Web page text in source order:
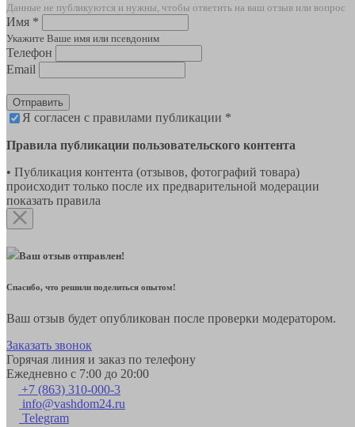
Данные не публикуются и нужны, чтобы ответить на ваш отзыв или вопрос
Имя *
Укажите Ваше имя или псевдоним
Телефон
Email
Отправить
Я согласен с правилами публикации *
Правила публикации пользовательского контента
• Публикация контента (отзывов, фотографий товара)
происходит только после их предварительной модерации
показать правила
Ваш отзыв отправлен!
Спасибо, что решили поделиться опытом!
Ваш отзыв будет опубликован после проверки модератором.
Заказать звонок
Горячая линия и заказ по телефону
Ежедневно с 7:00 до 20:00
+7 (863) 310-000-3
info@vashdom24.ru
Telegram